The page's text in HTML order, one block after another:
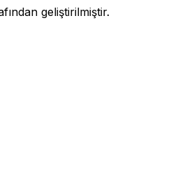
geliştirilmiştir.